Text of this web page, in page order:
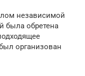
независимой
была обретена
организован